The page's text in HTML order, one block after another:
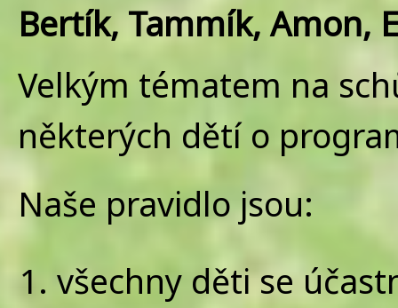
Bertík, Tammík, Amon,
Velkým tématem na
některých dětí o
Naše pravidlo jsou:
všechny děti se